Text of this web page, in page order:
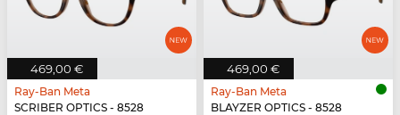
469,00 €
Ray-Ban Meta
SCRIBER OPTICS - 8528
469,00 €
Ray-Ban Meta
BLAYZER OPTICS - 8528